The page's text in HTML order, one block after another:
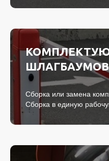
ШЛАГБАУМОВ
Сборка или замена
Сборка в единую